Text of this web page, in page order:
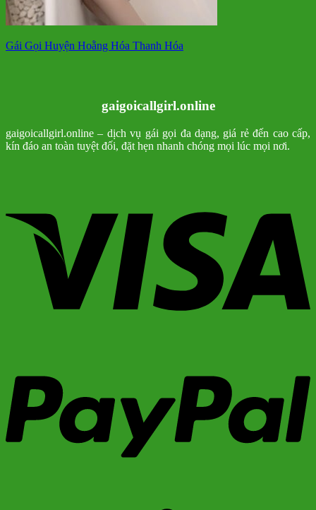
Gái Gọi Huyện Hoằng Hóa Thanh Hóa
gaigoicallgirl.online
gaigoicallgirl.online – dịch vụ gái gọi đa dạng, giá rẻ đến cao cấp,
kín đáo an toàn tuyệt đối, đặt hẹn nhanh chóng mọi lúc mọi nơi.